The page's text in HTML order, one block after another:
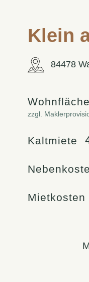
Klein
84478
Wohnfläche
zzgl.
Kaltmiete
Mietkosten